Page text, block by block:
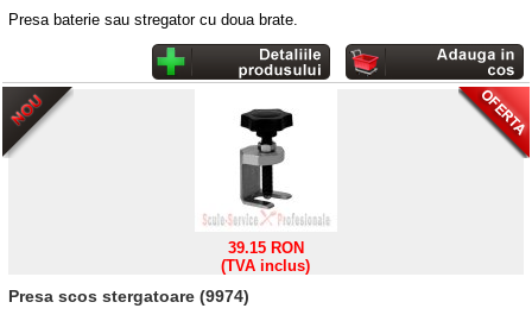
Presa baterie sau stregator cu doua brate.
39.15 RON
(TVA inclus)
Presa scos stergatoare (9974)